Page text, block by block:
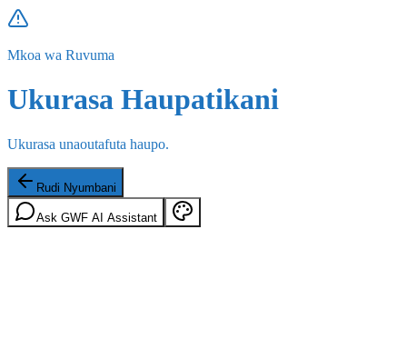
Mkoa wa Ruvuma
Ukurasa Haupatikani
Ukurasa unaoutafuta haupo.
Rudi Nyumbani
Ask GWF AI Assistant